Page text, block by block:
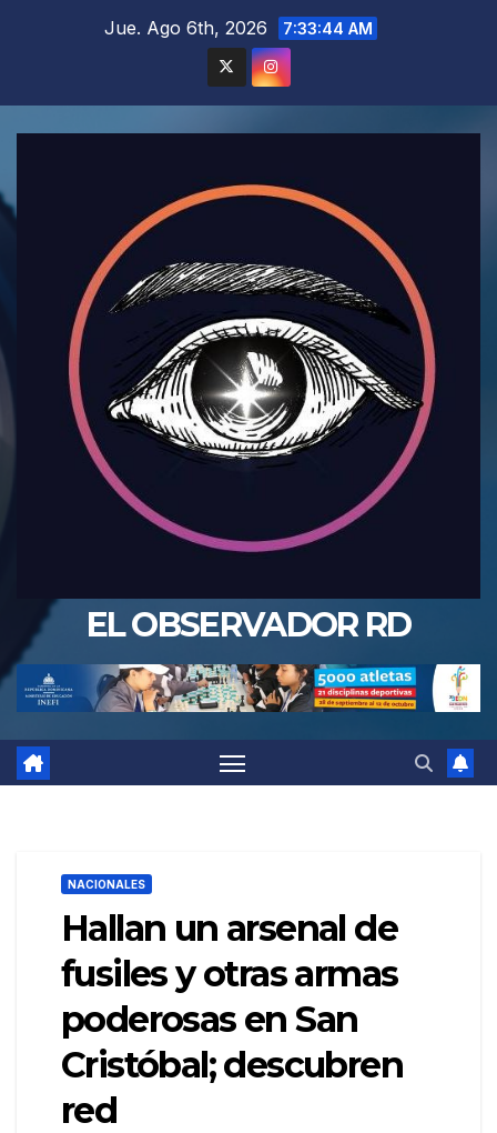
Jue. Ago 6th, 2026 7:33:45 AM
EL OBSERVADOR RD
NACIONALES
Hallan un arsenal de
fusiles y otras armas
poderosas en San
Cristóbal; descubren
red